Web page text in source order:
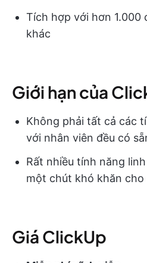
Tích hợp với hơn 1.000
khác
Giới hạn của
Không phải tất cả các
với nhân viên đều có
Rất nhiều tính năng
một chút khó khăn cho
Giá ClickUp